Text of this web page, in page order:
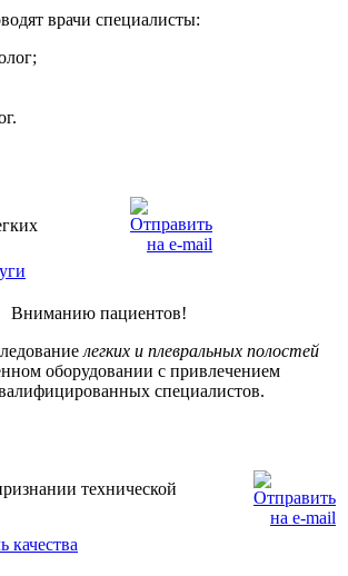
врачи специалисты:
Вниманию пациентов!
легких и плевральных полостей
оборудовании с привлечением
специалистов.
технической
качества